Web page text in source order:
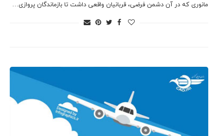
مانوری که در آن دشمن فرضی، قربانیان واقعی داشت تا بازماندگان پروازی…